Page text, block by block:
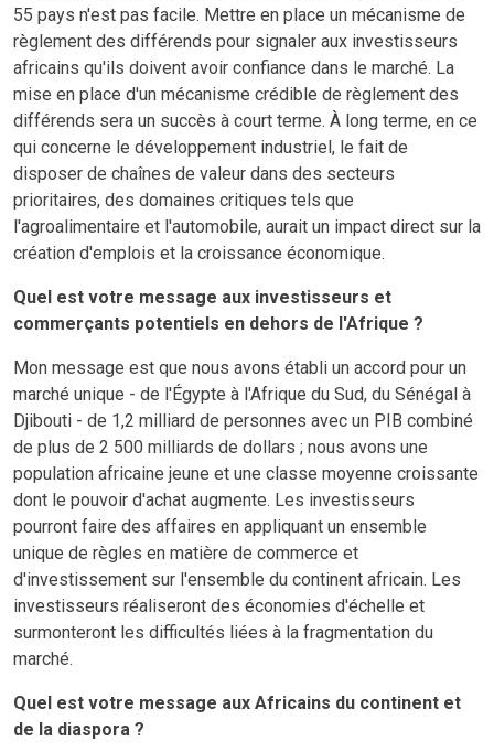
55 pays n'est pas facile. Mettre en place un mécanisme de
règlement des différends pour signaler aux investisseurs
africains qu'ils doivent avoir confiance dans le marché. La
mise en place d'un mécanisme crédible de règlement des
différends sera un succès à court terme. À long terme, en ce
qui concerne le développement industriel, le fait de
disposer de chaînes de valeur dans des secteurs
prioritaires, des domaines critiques tels que
l'agroalimentaire et l'automobile, aurait un impact direct sur la
création d'emplois et la croissance économique.
Quel est votre message aux investisseurs et
commerçants potentiels en dehors de l'Afrique ?
Mon message est que nous avons établi un accord pour un
marché unique - de l'Égypte à l'Afrique du Sud, du Sénégal à
Djibouti - de 1,2 milliard de personnes avec un PIB combiné
de plus de 2 500 milliards de dollars ; nous avons une
population africaine jeune et une classe moyenne croissante
dont le pouvoir d'achat augmente. Les investisseurs
pourront faire des affaires en appliquant un ensemble
unique de règles en matière de commerce et
d'investissement sur l'ensemble du continent africain. Les
investisseurs réaliseront des économies d'échelle et
surmonteront les difficultés liées à la fragmentation du
marché.
Quel est votre message aux Africains du continent et
de la diaspora ?